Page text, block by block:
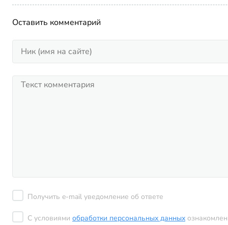
Оставить комментарий
Получить e-mail уведомление об ответе
С условиями обработки персональных данных ознакомлен